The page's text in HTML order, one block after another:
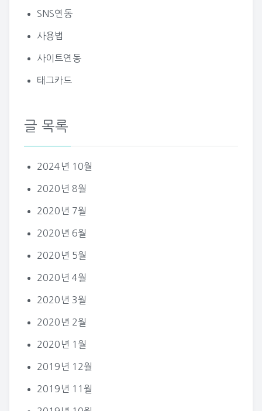
SNS연동
사용법
사이트연동
태그카드
글 목록
2024년 10월
2020년 8월
2020년 7월
2020년 6월
2020년 5월
2020년 4월
2020년 3월
2020년 2월
2020년 1월
2019년 12월
2019년 11월